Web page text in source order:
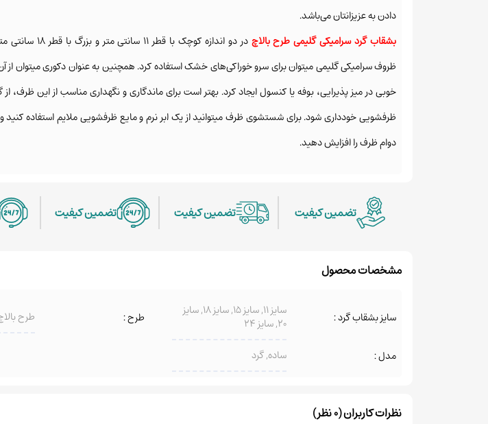
دادن به عزیزانتان می‌باشد.
بشقاب گرد سرامیکی گلیمی طرح بالاچدر دو اندازه کوچک با قطر 11 سانتی متر و بزرگ با قطر 18 سانتی متر موجود است. از این
ظروف سرامیکی گلیمیمیتوان برای سرو خوراکی‌های خشک استفاده کرد. همچنین به عنوان دکوری میتوان از
خوبی در میز پذیرایی، بوفه یا کنسول ایجاد کرد. بهتر است برای ماندگاری و نگهداری مناسب از این ظرف،
ظرفشویی خودداری شود. برای شستشوی ظرف میتوانید از یک ابر نرم و مایع ظرفشویی ملایم استفاده کنید و
دوام ظرف را افزایش دهید.
تضمین کیفیت تضمین کیفیت تضمین کیفیت
مشخصات محصول
سایز بشقاب گرد : سایز 11, سایز 15, سایز 18, سایز
20, سایز 24 طرح : طرح
مدل : ساده, گرد
نظرات کاربران (0 نظر)